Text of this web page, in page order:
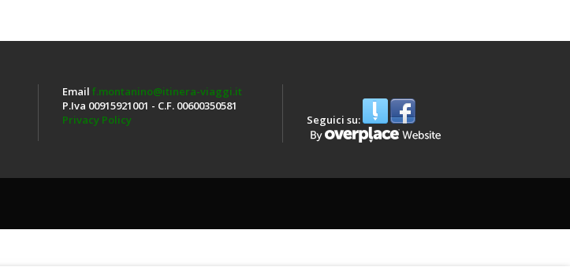
Emailf.montanino@itinera-viaggi.it
P.Iva 00915921001 - C.F. 00600350581
Privacy Policy
Seguici su: